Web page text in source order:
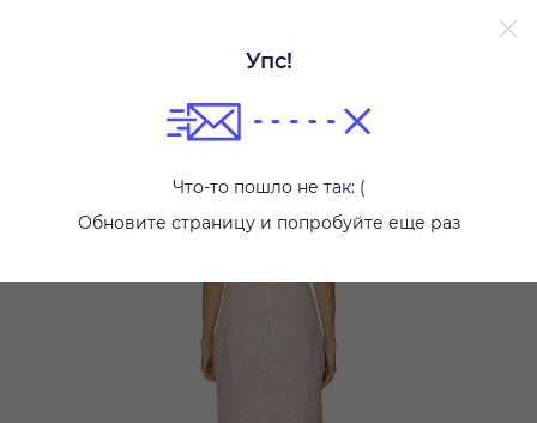
Упс!
Что-то пошло не так: (
Обновите страницу и попробуйте еще раз